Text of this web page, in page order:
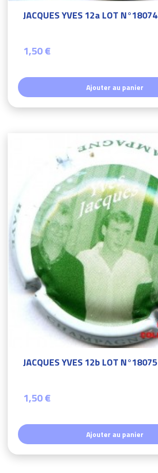
JACQUES YVES 12a LOT N°18074
1,50 €
Ajouter au panier
JACQUES YVES 12b LOT N°18075
1,50 €
Ajouter au panier